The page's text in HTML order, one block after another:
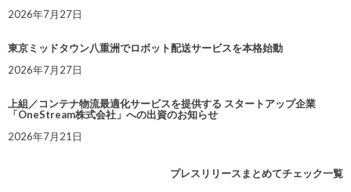
2026年7月27日
東京ミッドタウン八重洲でロボット配送サービスを本格始動
2026年7月27日
上組／コンテナ物流最適化サービスを提供する スタートアップ企業
「OneStream株式会社」への出資のお知らせ
2026年7月21日
プレスリリースまとめてチェック一覧